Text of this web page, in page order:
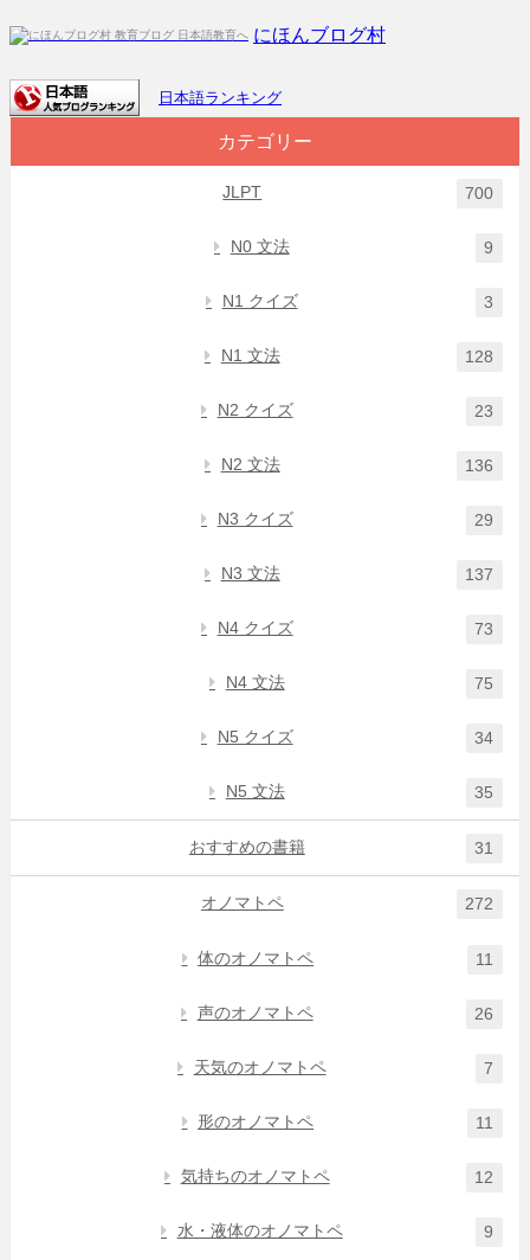
にほんブログ村
日本語ランキング
カテゴリー
JLPT 700
N0 文法 9
N1 クイズ 3
N1 文法 128
N2 クイズ 23
N2 文法 136
N3 クイズ 29
N3 文法 137
N4 クイズ 73
N4 文法 75
N5 クイズ 34
N5 文法 35
おすすめの書籍 31
オノマトペ 272
体のオノマトペ 11
声のオノマトペ 26
天気のオノマトペ 7
形のオノマトペ 11
気持ちのオノマトペ 12
水・液体のオノマトペ 9